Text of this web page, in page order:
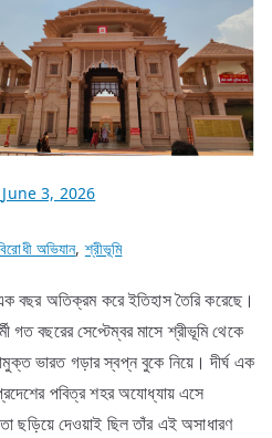
June 3, 2026
অভিযান,শ্রীভূমি
বছর অতিক্রম করে ইতিহাস তৈরি করেছে।
গত বছরের সেপ্টেম্বর মাসে শ্রীভূমি থেকে
ভারত গড়ার স্বপ্ন বুকে নিয়ে। দীর্ঘ এক
পবিত্র শহর অযোধ্যায় এসে
ছড়িয়ে দেওয়াই ছিল তাঁর এই অসাধারণ